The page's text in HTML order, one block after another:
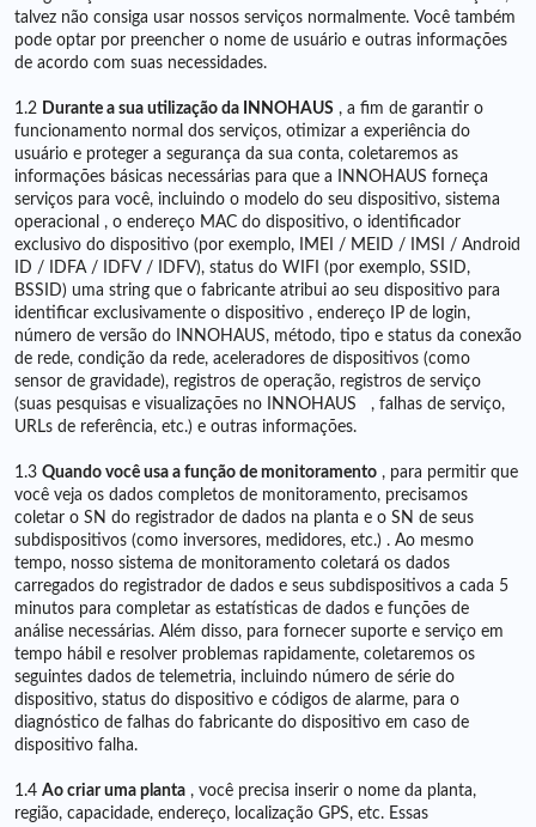
talvez não consiga usar nossos serviços normalmente. Você também
pode optar por preencher o nome de usuário e outras informações
de acordo com suas necessidades.
1.2 Durante a sua utilização da INNOHAUS , a fim de garantir o
funcionamento normal dos serviços, otimizar a experiência do
usuário e proteger a segurança da sua conta, coletaremos as
informações básicas necessárias para que a INNOHAUS forneça
serviços para você, incluindo o modelo do seu dispositivo, sistema
operacional , o endereço MAC do dispositivo, o identificador
exclusivo do dispositivo (por exemplo, IMEI / MEID / IMSI / Android
ID / IDFA / IDFV / IDFV), status do WIFI (por exemplo, SSID,
BSSID) uma string que o fabricante atribui ao seu dispositivo para
identificar exclusivamente o dispositivo , endereço IP de login,
número de versão do INNOHAUS, método, tipo e status da conexão
de rede, condição da rede, aceleradores de dispositivos (como
sensor de gravidade), registros de operação, registros de serviço
(suas pesquisas e visualizações no INNOHAUS , falhas de serviço,
URLs de referência, etc.) e outras informações.
1.3 Quando você usa a função de monitoramento , para permitir que
você veja os dados completos de monitoramento, precisamos
coletar o SN do registrador de dados na planta e o SN de seus
subdispositivos (como inversores, medidores, etc.) . Ao mesmo
tempo, nosso sistema de monitoramento coletará os dados
carregados do registrador de dados e seus subdispositivos a cada 5
minutos para completar as estatísticas de dados e funções de
análise necessárias. Além disso, para fornecer suporte e serviço em
tempo hábil e resolver problemas rapidamente, coletaremos os
seguintes dados de telemetria, incluindo número de série do
dispositivo, status do dispositivo e códigos de alarme, para o
diagnóstico de falhas do fabricante do dispositivo em caso de
dispositivo falha.
1.4 Ao criar uma planta , você precisa inserir o nome da planta,
região, capacidade, endereço, localização GPS, etc. Essas